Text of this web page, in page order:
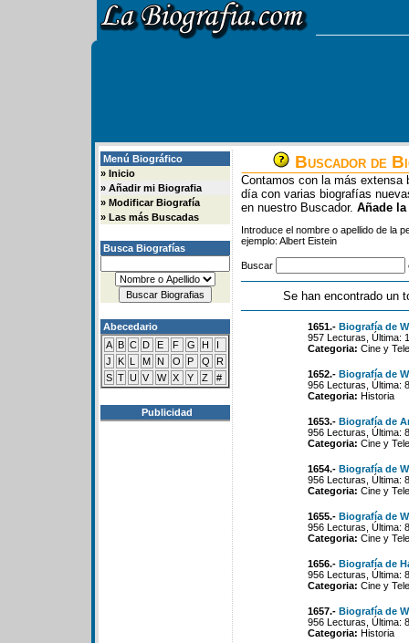
Menú Biográfico
» Inicio
» Añadir mi Biografia
» Modificar Biografía
» Las más Buscadas
Busca Biografías
Abecedario
A B C D E F G H
I
J
K L M N O P Q
R
S T U V W X Y Z #
Publicidad
Buscador de
Contamos con la más extensa
día con varias biografías
en nuestro Buscador. Añade
Introduce el nombre o apellido de la
ejemplo: Albert Eistein
Buscar
Se han encontrado un
1651.- Biografía de
957 Lecturas, Última:
Categoria: Cine y
1652.- Biografía de
956 Lecturas, Última:
Categoria: Historia
1653.- Biografía de
956 Lecturas, Última:
Categoria: Cine y
1654.- Biografía de
956 Lecturas, Última:
Categoria: Cine y
1655.- Biografía de
956 Lecturas, Última:
Categoria: Cine y
1656.- Biografía de
956 Lecturas, Última:
Categoria: Cine y
1657.- Biografía de
956 Lecturas, Última:
Categoria: Historia